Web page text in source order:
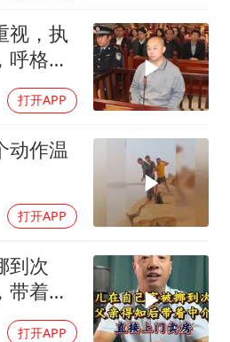
美参院通过一项对俄能源领域制裁法案
基础开新局
视，执
呼格吉
打开APP
动作温
打开APP
到次
带着中
打开APP